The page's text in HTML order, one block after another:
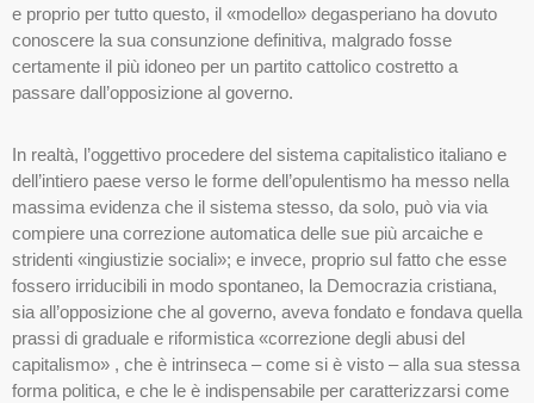
e proprio per tutto questo, il «modello» degasperiano ha dovuto
conoscere la sua consunzione definitiva, malgrado fosse
certamente il più idoneo per un partito cattolico costretto a
passare dall’opposizione al governo.
In realtà, l’oggettivo procedere del sistema capitalistico italiano e
dell’intiero paese verso le forme dell’opulentismo ha messo nella
massima evidenza che il sistema stesso, da solo, può via via
compiere una correzione automatica delle sue più arcaiche e
stridenti «ingiustizie sociali»; e invece, proprio sul fatto che esse
fossero irriducibili in modo spontaneo, la Democrazia cristiana,
sia all’opposizione che al governo, aveva fondato e fondava quella
prassi di graduale e riformistica «correzione degli abusi del
capitalismo» , che è intrinseca – come si è visto – alla sua stessa
forma politica, e che le è indispensabile per caratterizzarsi come